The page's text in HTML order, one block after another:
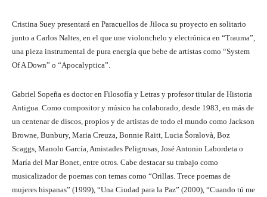
Cristina Suey presentará en Paracuellos de Jiloca su proyecto en solitario
junto a Carlos Naltes, en el que une violonchelo y electrónica en “Trauma”,
una pieza instrumental de pura energía que bebe de artistas como “System
Of A Down” o “Apocalyptica”.
Gabriel Sopeña es doctor en Filosofía y Letras y profesor titular de Historia
Antigua. Como compositor y músico ha colaborado, desde 1983, en más de
un centenar de discos, propios y de artistas de todo el mundo como Jackson
Browne, Bunbury, Maria Creuza, Bonnie Raitt, Lucia Šoralovà, Boz
Scaggs, Manolo García, Amistades Peligrosas, José Antonio Labordeta o
María del Mar Bonet, entre otros. Cabe destacar su trabajo como
musicalizador de poemas con temas como “Orillas. Trece poemas de
mujeres hispanas” (1999), “Una Ciudad para la Paz” (2000), “Cuando tú me